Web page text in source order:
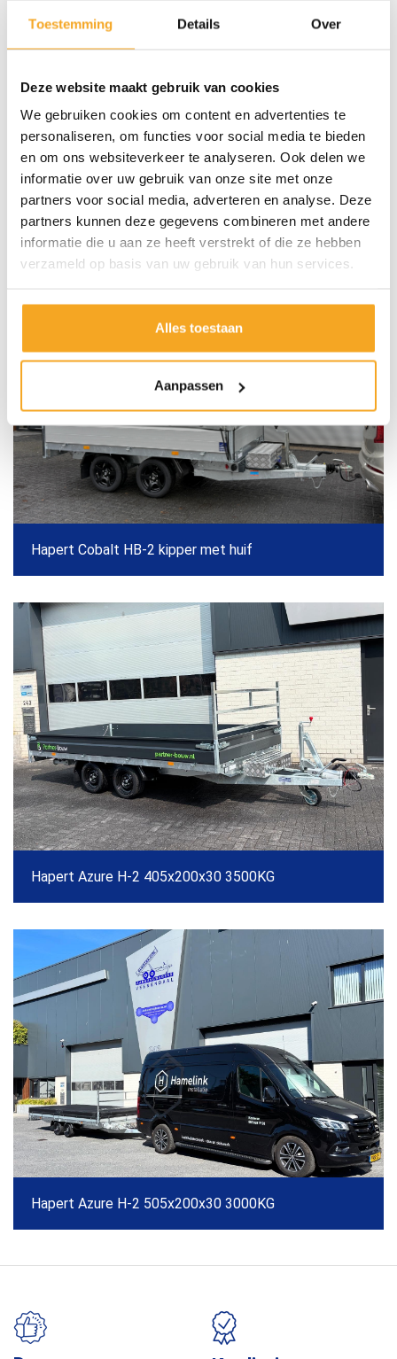
Toestemming Details Over
Deze website maakt gebruik van cookies
We gebruiken cookies om content en advertenties te
personaliseren, om functies voor social media te bieden
en om ons websiteverkeer te analyseren. Ook delen we
informatie over uw gebruik van onze site met onze
partners voor social media, adverteren en analyse. Deze
partners kunnen deze gegevens combineren met andere
informatie die u aan ze heeft verstrekt of die ze hebben
verzameld op basis van uw gebruik van hun services.
Alles toestaan
Aanpassen
Recent afgeleverd
Elke week leveren we nieuwe aanhangwagens af. Bekijk
hieronder een aantal voorbeelden van recent
afgeleverde open aanhangwagens.
Hapert Cobalt HB-2 kipper met huif
Hapert Azure H-2 405x200x30 3500KG
Hapert Azure H-2 505x200x30 3000KG